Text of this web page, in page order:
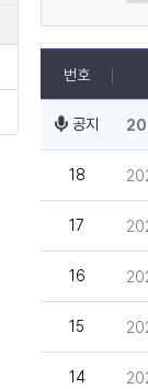
번호
공지
18
17
16
15
14